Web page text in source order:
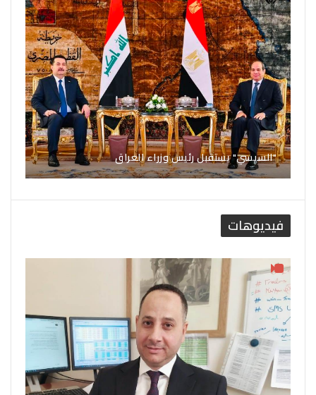
"السيسي" يستقبل رئيس وزراء العراق
فيديوهات